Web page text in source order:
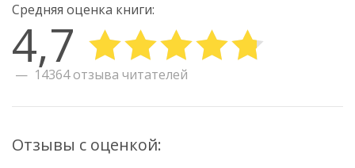
Средняя оценка книги:
4,7
14364 отзыва читателей
Отзывы с оценкой: